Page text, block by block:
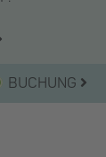
BUCHUNG